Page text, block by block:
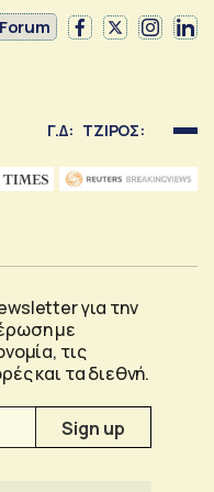
Γ.Δ: ΤΖΙΡΟΣ:
για την
με
τις
και τα διεθνή.